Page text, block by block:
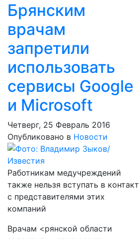
Брянским
врачам
запретили
использовать
сервисы Google
и Microsoft
Четверг, 25 Февраль 2016
Опубликовано в Новости
Работникам медучреждений
также нельзя вступать в контакт
с представителями этих
компаний
Врачам <рянской области